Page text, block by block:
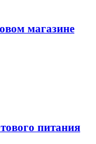
магазине
питания